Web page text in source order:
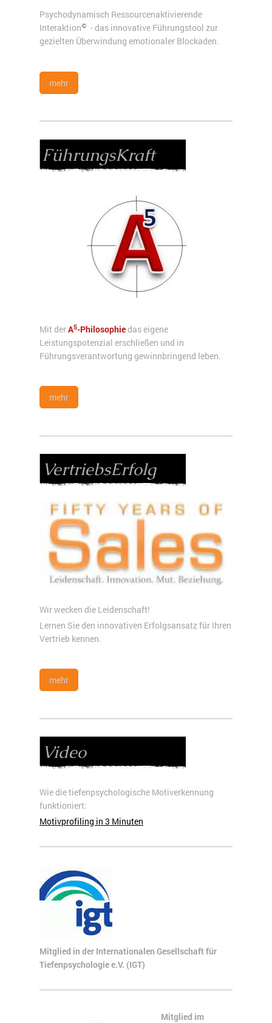
Psychodynamisch Ressourcenaktivierende
Interaktion© - das innovative Führungstool zur
gezielten Überwindung emotionaler Blockaden.
mehr
FührungsKraft
Mit derA5-Philosophiedas eigene
Leistungspotenzial erschließen und in
Führungsverantwortung gewinnbringend leben.
mehr
VertriebsErfolg
Wir wecken die Leidenschaft!
Lernen Sie den innovativen Erfolgsansatz für Ihren
Vertrieb kennen.
mehr
Video
Wie die tiefenpsychologische Motiverkennung
funktioniert:
Motivprofiling in 3 Minuten
Mitglied in der Internationalen Gesellschaft für
Tiefenpsychologie e.V. (IGT)
Mitglied im